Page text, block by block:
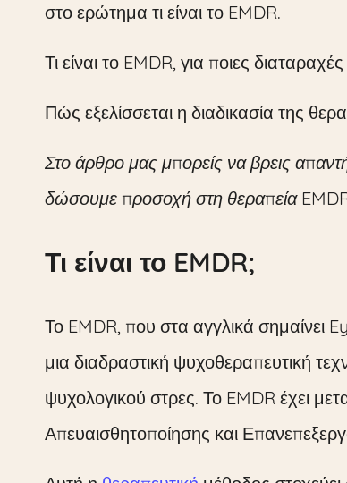
στο ερώτημα τι είναι το EMDR.
Τι είναι το EMDR, για ποιες
Πώς εξελίσσεται η διαδικασία της
Στο άρθρο μας μπορείς να βρεις
δώσουμε προσοχή στη θεραπεία
Τι είναι το EMDR;
Το EMDR, που στα αγγλικά
μια διαδραστική ψυχοθεραπευτική
ψυχολογικού στρες. Το EMDR έχει
Απευαισθητοποίησης και